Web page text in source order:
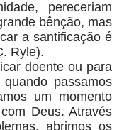
pereceriam
bênção, mas
a santificação é
Ryle).
doente ou para
passamos
um momento
Deus. Através
abrimos os